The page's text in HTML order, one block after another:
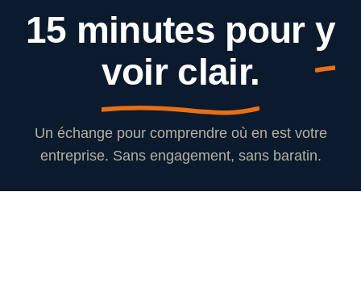
15 minutes pour y
voir clair.
Un échange pour comprendre où en est votre
entreprise. Sans engagement, sans baratin.